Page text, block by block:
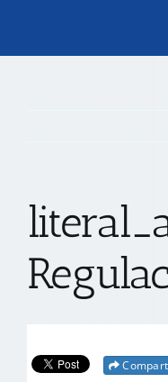
TRANSPARENCIA
CONTACTO